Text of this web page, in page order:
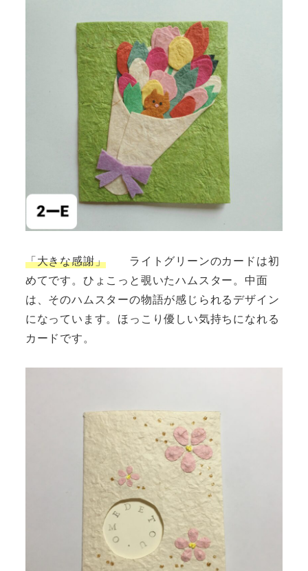
「大きな感謝」 ライトグリーンのカードは初
めてです。ひょこっと覗いたハムスター。中面
は、そのハムスターの物語が感じられるデザイン
になっています。ほっこり優しい気持ちになれる
カードです。